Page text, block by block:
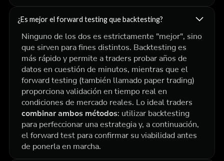
¿Es mejor el forward testing que backtesting?
Ninguno de los dos es estrictamente "mejor", sino
que sirven para fines distintos. Backtesting es
más rápido y permite a traders probar años de
datos en cuestión de minutos, mientras que el
forward testing (también llamado paper trading)
proporciona validación en tiempo real en
condiciones de mercado reales. Lo ideal traders
combinar ambos métodos: utilizar backtesting
para perfeccionar una estrategia y, a continuación,
el forward test para confirmar su viabilidad antes
de ponerla en marcha.